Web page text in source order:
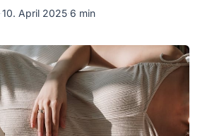
·10. April 2025·6 min